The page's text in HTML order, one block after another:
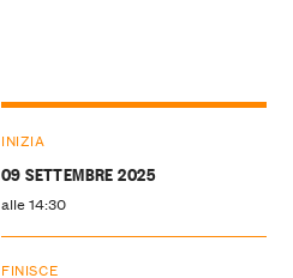
INIZIA
09 SETTEMBRE 2025
alle 14:30
FINISCE